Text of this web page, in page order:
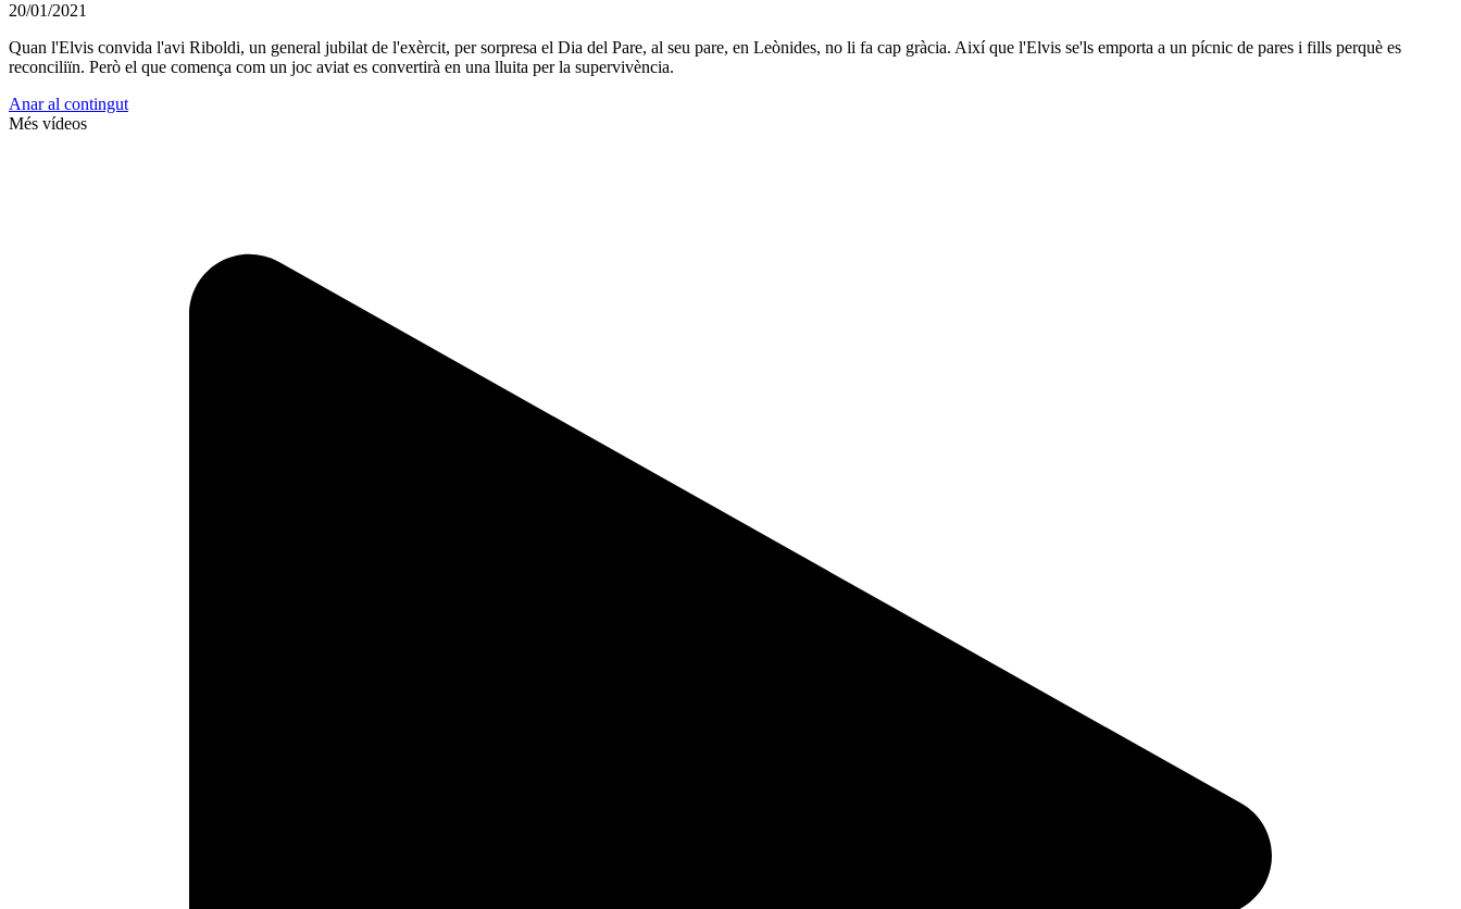
20/01/2021
Quan l'Elvis convida l'avi Riboldi, un general jubilat de l'exèrcit, per sorpresa el Dia del Pare, al seu pare, en Leònides, no li fa cap gràcia. Així que l'Elvis se'ls emporta a un pícnic de pares i fills perquè es
reconciliïn. Però el que comença com un joc aviat es convertirà en una lluita per la supervivència.
Anar al contingut
Més vídeos